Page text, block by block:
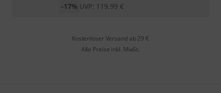
UVP: 119,99 €
-17%
Kostenloser Versand ab 29 €
Alle Preise inkl. MwSt.